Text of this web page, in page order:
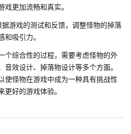
更加流畅和真实。
游戏的测试和反馈，调整怪物的掉落
吸引力。
个综合性的过程，需要考虑怪物的外
效设计、掉落物设计等多个方面。
使怪物在游戏中成为一种具有挑战性
好的游戏体验。